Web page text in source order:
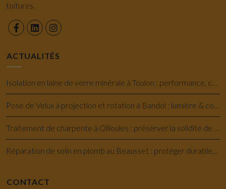
toitures.
ACTUALITÉS
Isolation en laine de verre minérale à Toulon : performance, confort et économie
Pose de Velux à projection et rotation à Bandol : lumière & confort savoir-faire
Traitement de charpente à Ollioules : préserver la solidité de votre maison
Réparation de solin en plomb au Beausset : protéger durablement votre toiture
CONTACT